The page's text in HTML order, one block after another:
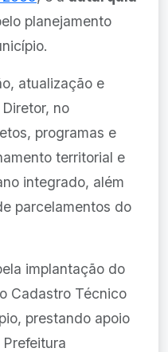
planejamento
atualização e
no
programas e
territorial e
integrado, além
parcelamentos do
implantação do
Cadastro Técnico
prestando apoio